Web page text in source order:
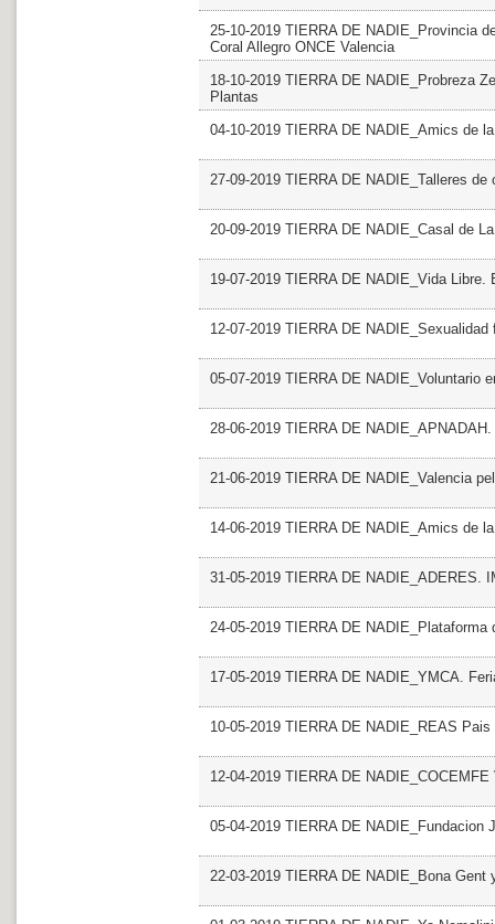
25-10-2019 TIERRA DE NADIE_Provincia
Coral Allegro ONCE Valencia
18-10-2019 TIERRA DE NADIE_Probreza
Plantas
04-10-2019 TIERRA DE NADIE_Amics de
27-09-2019 TIERRA DE NADIE_Talleres de
20-09-2019 TIERRA DE NADIE_Casal de
19-07-2019 TIERRA DE NADIE_Vida Libre.
12-07-2019 TIERRA DE NADIE_Sexualidad
05-07-2019 TIERRA DE NADIE_Voluntario
28-06-2019 TIERRA DE
21-06-2019 TIERRA DE NADIE_Valencia
14-06-2019 TIERRA DE NADIE_Amics de
31-05-2019 TIERRA DE NADIE_ADERES.
24-05-2019 TIERRA DE
17-05-2019 TIERRA DE NADIE_YMCA.
10-05-2019 TIERRA DE NADIE_REAS
12-04-2019 TIERRA DE NADIE_COCEMFE
05-04-2019 TIERRA DE NADIE_Fundacion
22-03-2019 TIERRA DE NADIE_Bona Gent